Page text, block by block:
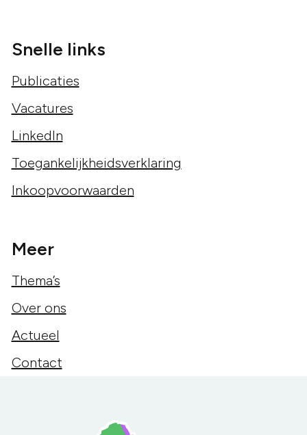
Snelle links
Publicaties
Vacatures
LinkedIn
Toegankelijkheidsverklaring
Inkoopvoorwaarden
Meer
Thema’s
Over ons
Actueel
Contact